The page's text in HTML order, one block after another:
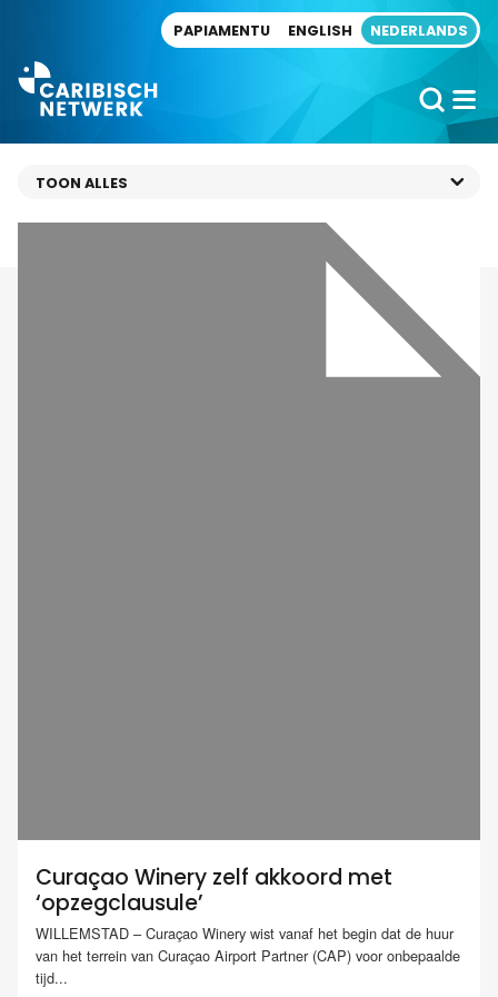
PAPIAMENTU ENGLISH NEDERLANDS
Curaçao Winery zelf akkoord met
‘opzegclausule’
WILLEMSTAD – Curaçao Winery wist vanaf het begin dat de huur
van het terrein van Curaçao Airport Partner (CAP) voor onbepaalde
tijd...